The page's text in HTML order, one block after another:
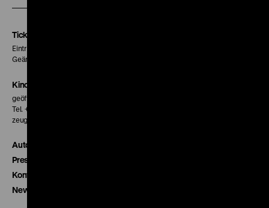
Tickets
Eintritt 5 €
Geänderte Preise sind im Programm vermerkt.
Kinokasse
geöffnet 30 Minuten vor Beginn der ersten Vorstellung
Tel. + 49 30 20304-770
zeughauskino@dhm.de
Autor*innen
Presse
Kontakt
Newsletter